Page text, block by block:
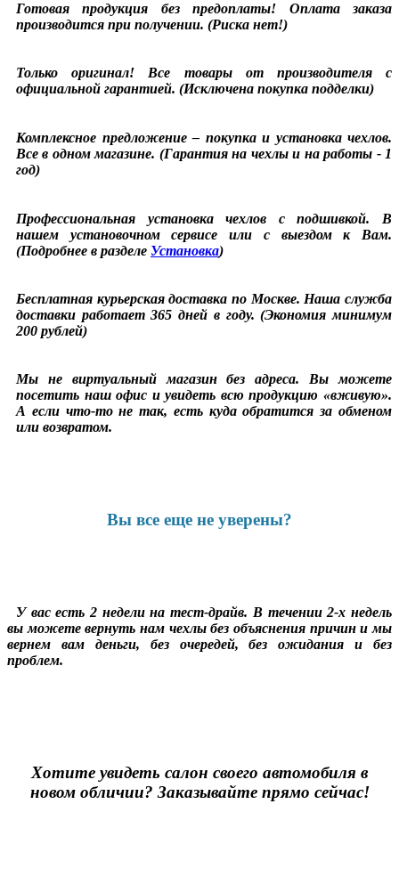
Готовая продукция без предоплаты! Оплата заказа
производится при получении. (Риска нет!)
Только оригинал! Все товары от производителя с
официальной гарантией. (Исключена покупка подделки)
Комплексное предложение – покупка и установка чехлов.
Все в одном магазине. (Гарантия на чехлы и на работы - 1
год)
Профессиональная установка чехлов с подшивкой. В
нашем установочном сервисе или с выездом к Вам.
(Подробнее в разделе Установка)
Бесплатная курьерская доставка по Москве. Наша служба
доставки работает 365 дней в году. (Экономия минимум
200 рублей)
Мы не виртуальный магазин без адреса. Вы можете
посетить наш офис и увидеть всю продукцию «вживую».
А если что-то не так, есть куда обратится за обменом
или возвратом.
Вы все еще не уверены?
У вас есть 2 недели на тест-драйв. В течении 2-х недель
вы можете вернуть нам чехлы без объяснения причин и мы
вернем вам деньги, без очередей, без ожидания и без
проблем.
Хотите увидеть салон своего автомобиля в
новом обличии? Заказывайте прямо сейчас!